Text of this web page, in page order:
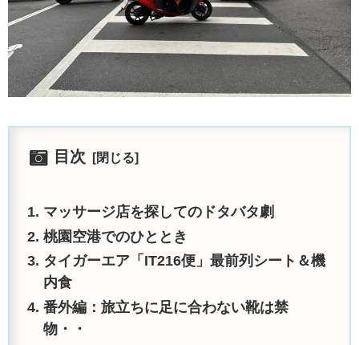
目次
マッサージ店を探してのドタバタ劇
桃園空港でのひととき
タイガーエア「IT216便」最前列シート＆機
内食
番外編：旅立ちに足に合わない靴は禁
物・・